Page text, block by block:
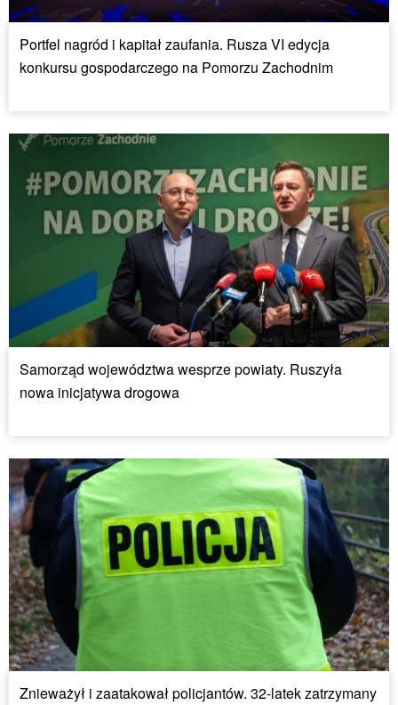
Portfel nagród i kapitał zaufania. Rusza VI edycja
konkursu gospodarczego na Pomorzu Zachodnim
Samorząd województwa wesprze powiaty. Ruszyła
nowa inicjatywa drogowa
Znieważył i zaatakował policjantów. 32-latek zatrzymany